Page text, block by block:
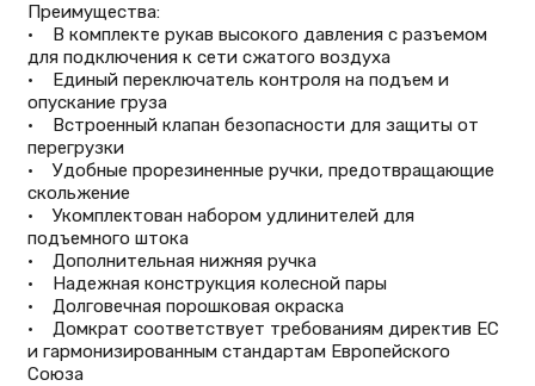
Преимущества:
• В комплекте рукав высокого давления с разъемом
для подключения к сети сжатого воздуха
• Единый переключатель контроля на подъем и
опускание груза
• Встроенный клапан безопасности для защиты от
перегрузки
• Удобные прорезиненные ручки, предотвращающие
скольжение
• Укомплектован набором удлинителей для
подъемного штока
• Дополнительная нижняя ручка
• Надежная конструкция колесной пары
• Долговечная порошковая окраска
• Домкрат соответствует требованиям директив ЕС
и гармонизированным стандартам Европейского
Союза